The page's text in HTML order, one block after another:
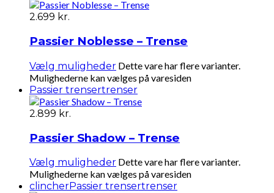
2.699 kr.
Passier Noblesse – Trense
Vælg muligheder Dette vare har flere varianter.
Mulighederne kan vælges på varesiden
Passier trensertrenser
2.899 kr.
Passier Shadow – Trense
Vælg muligheder Dette vare har flere varianter.
Mulighederne kan vælges på varesiden
clincherPassier trensertrenser